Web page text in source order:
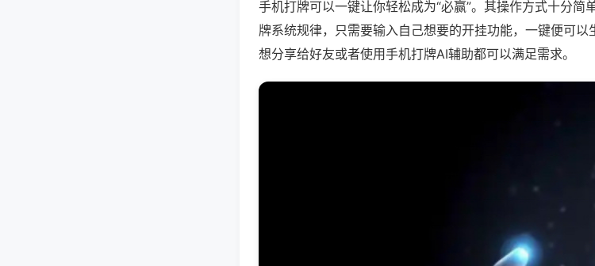
手机打牌可以一键让你轻松成为“必赢”。其操作方式十分
牌系统规律，只需要输入自己想要的开挂功能，一键便可
想分享给好友或者使用手机打牌AI辅助都可以满足需求。